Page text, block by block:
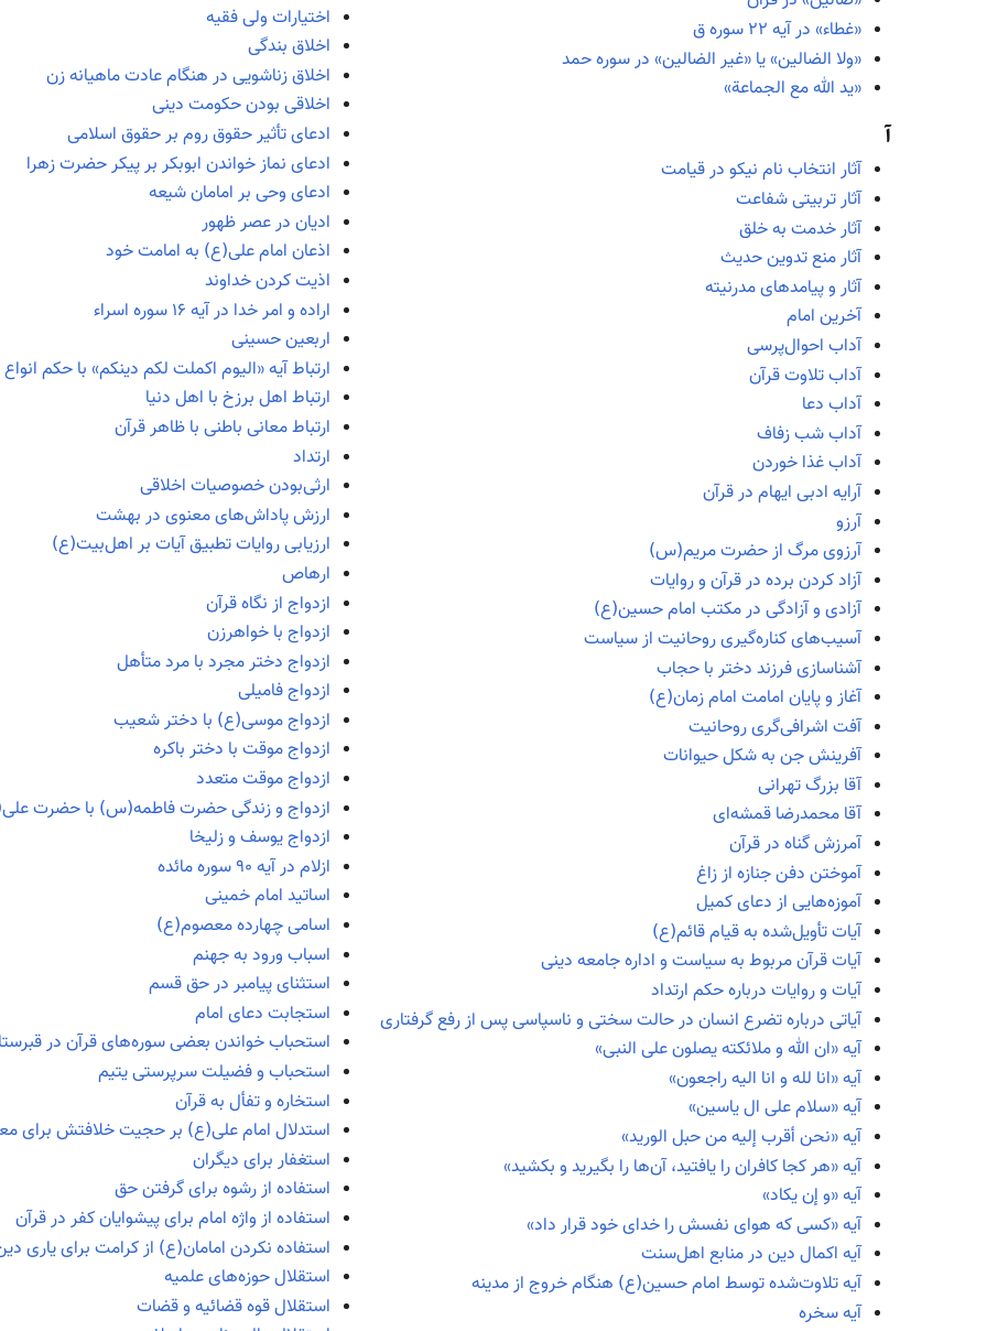
«غطاء» در آیه ۲۲ سوره ق
«ولا الضالین» یا «غیر الضالین» در سوره حمد
«ید الله مع الجماعة»
آ
آثار انتخاب نام نیکو در قیامت
آثار تربیتی شفاعت
آثار خدمت به خلق
آثار منع تدوین حدیث
آثار و پیامدهای مدرنیته
آخرین امام
آداب احوال‌پرسی
آداب تلاوت قرآن
آداب دعا
آداب شب زفاف
آداب غذا خوردن
آرایه ادبی ایهام در قرآن
آرزو
آرزوی مرگ از حضرت مریم(س)
آزاد کردن برده در قرآن و روایات
آزادی و آزادگی در مکتب امام حسین(ع)
آسیب‌های کناره‌گیری روحانیت از سیاست
آشناسازی فرزند دختر با حجاب
آغاز و پایان امامت امام زمان(ع)
آفت اشرافی‌گری روحانیت
آفرینش جن به شکل حیوانات
آقا بزرگ تهرانی
آقا محمدرضا قمشه‌ای
آمرزش گناه در قرآن
آموختن دفن جنازه از زاغ
آموزه‌هایی از دعای کمیل
آیات تأویل‌شده به قیام قائم(ع)
آیات قرآن مربوط به سیاست و اداره جامعه دینی
آیات و روایات درباره حکم ارتداد
آیاتی درباره تضرع انسان در حالت سختی و ناسپاسی پس از رفع گرفتاری
آیه «ان الله و ملائکته یصلون علی النبی»
آیه «انا لله و انا الیه راجعون»
آیه «سلام علی ال یاسین»
آیه «نحن أقرب إلیه من حبل الورید»
آیه «هر کجا کافران را یافتید، آن‌ها را بگیرید و بکشید»
آیه «و إن یکاد»
آیه «کسی که هوای نفسش را خدای خود قرار داد»
آیه اکمال دین در منابع اهل‌سنت
آیه تلاوت‌شده توسط امام حسین(ع) هنگام خروج از مدینه
آیه سخره
اختیارات ولی فقیه
اخلاق بندگی
اخلاق زناشویی در هنگام عادت ماهیانه زن
اخلاقی بودن حکومت دینی
ادعای تأثیر حقوق روم بر حقوق اسلامی
ادعای نماز خواندن ابوبکر بر پیکر حضرت زهرا
ادعای وحی بر امامان شیعه
ادیان در عصر ظهور
اذعان امام علی(ع) به امامت خود
اذیت کردن خداوند
اراده و امر خدا در آیه ۱۶ سوره اسراء
اربعین حسینی
ارتباط آیه «الیوم اکملت لکم دینکم» با حکم
ارتباط اهل برزخ با اهل دنیا
ارتباط معانی باطنی با ظاهر قرآن
ارتداد
ارثی‌بودن خصوصیات اخلاقی
ارزش پاداش‌های معنوی در بهشت
ارزیابی روایات تطبیق آیات بر اهل‌بیت(ع)
ارهاص
ازدواج از نگاه قرآن
ازدواج با خواهرزن
ازدواج دختر مجرد با مرد متأهل
ازدواج فامیلی
ازدواج موسی(ع) با دختر شعیب
ازدواج موقت با دختر باکره
ازدواج موقت متعدد
ازدواج و زندگی حضرت فاطمه(س) با حضرت
ازدواج یوسف و زلیخا
ازلام در آیه ۹۰ سوره مائده
اساتید امام خمینی
اسامی چهارده معصوم(ع)
اسباب ورود به جهنم
استثنای پیامبر در حق قسم
استجابت دعای امام
استحباب خواندن بعضی سوره‌های قرآن در
استحباب و فضیلت سرپرستی یتیم
استخاره و تفأل به قرآن
استدلال امام علی(ع) بر حجیت خلافتش برای
استغفار برای دیگران
استفاده از رشوه برای گرفتن حق
استفاده از واژه امام برای پیشوایان کفر در قرآن
استفاده نکردن امامان(ع) از کرامت برای یاری
استقلال حوزه‌های علمیه
استقلال قوه قضائیه و قضات